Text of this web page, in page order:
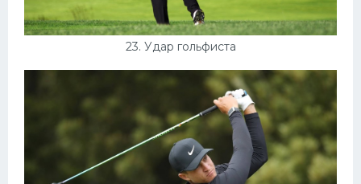
23. Удар гольфиста